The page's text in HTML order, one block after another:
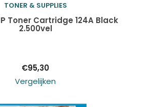
aan
TONER & SUPPLIES
Toner Cartridge 124A Black
2.500vel
€95,30
Vergelijken